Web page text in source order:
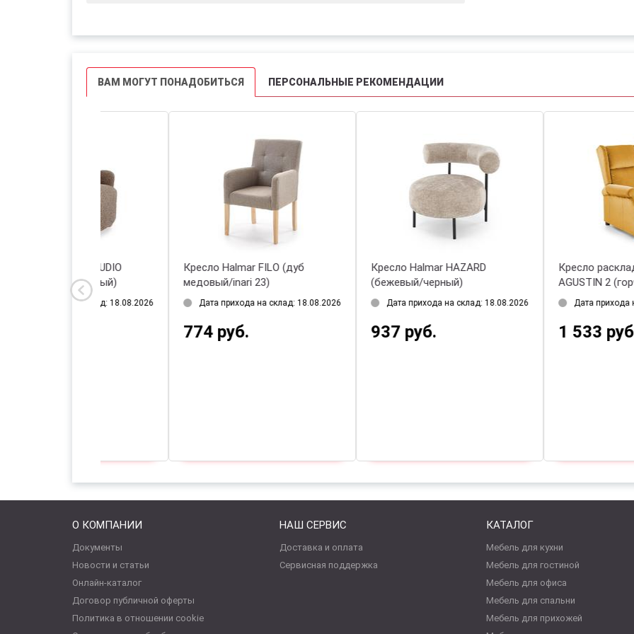
ВАМ МОГУТ ПОНАДОБИТЬСЯ ПЕРСОНАЛЬНЫЕ РЕКОМЕНДАЦИИ
Кресло Halmar FOFANA
(кремовый/черный)
Дата прихода на склад: 18.08.2026
Кресло Halmar JAMAL
Есть в наличии 1 шт.
1 620 руб.
Кресло Halmar CASTEL
Нет в наличии
О КОМПАНИИ
Документы
Новости и статьи
Онлайн-каталог
Договор публичной оферты
Политика в отношении cookie
НАШ СЕРВИС
Доставка и оплата
Сервисная поддержка
КАТАЛОГ
Мебель для кухни
Мебель для гостиной
Мебель для офиса
Мебель для спальни
Мебель для прихожей